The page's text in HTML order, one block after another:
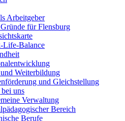
Arbeitgeber
für Flensburg
Life-Balance
Weiterbildung
und Gleichstellung
uns
Verwaltung
Bereich
Berufe